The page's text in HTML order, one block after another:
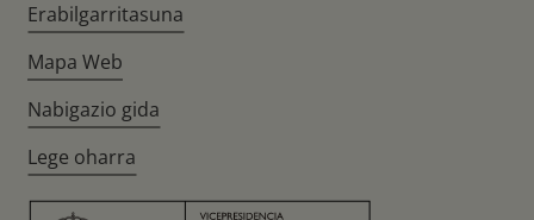
Erabilgarritasuna
Mapa Web
Nabigazio gida
Lege oharra